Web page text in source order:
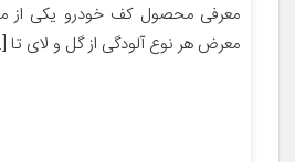
معرفی محصول کف خودرو یکی از
معرض هر نوع آلودگی از گل و لای تا